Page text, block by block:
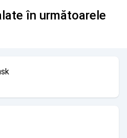
în următoarele